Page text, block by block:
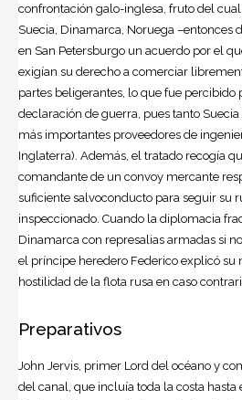
confrontación galo-inglesa, fruto del
Suecia, Dinamarca, Noruega –entonces
en San Petersburgo un acuerdo por el
exigían su derecho a comerciar
partes beligerantes, lo que fue percibido
declaración de guerra, pues tanto
más importantes proveedores de
Inglaterra). Además, el tratado recogía
comandante de un convoy mercante
suficiente salvoconducto para seguir su
inspeccionado. Cuando la diplomacia
Dinamarca con represalias armadas si
el príncipe heredero Federico explicó su
hostilidad de la flota rusa en caso
Preparativos
John Jervis, primer Lord del océano y
del canal, que incluía toda la costa hasta